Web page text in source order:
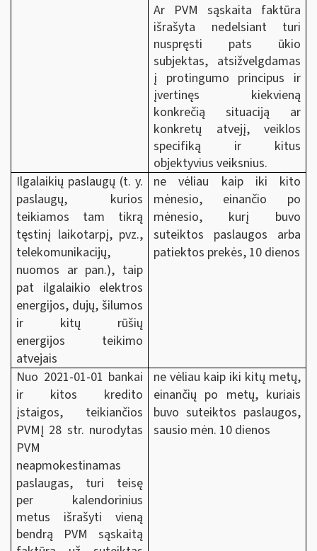
Ar PVM sąskaita faktūra
išrašyta nedelsiant turi
nuspręsti pats ūkio
subjektas, atsižvelgdamas
į protingumo principus ir
įvertinęs kiekvieną
konkrečią situaciją ar
konkretų atvejį, veiklos
specifiką ir kitus
objektyvius veiksnius.
Ilgalaikių paslaugų (t. y.
paslaugų, kurios
teikiamos tam tikrą
tęstinį laikotarpį, pvz.,
telekomunikacijų,
nuomos ar pan.), taip
pat ilgalaikio elektros
energijos, dujų, šilumos
ir kitų rūšių
energijos teikimo
atvejais
ne vėliau kaip iki kito
mėnesio, einančio po
mėnesio, kurį buvo
suteiktos paslaugos arba
patiektos prekės, 10 dienos
Nuo 2021-01-01 bankai
ir kitos kredito
įstaigos, teikiančios
PVMĮ 28 str. nurodytas
PVM
neapmokestinamas
paslaugas, turi teisę
per kalendorinius
metus išrašyti vieną
bendrą PVM sąskaitą
ne vėliau kaip iki kitų metų,
einančių po metų, kuriais
buvo suteiktos paslaugos,
sausio mėn. 10 dienos